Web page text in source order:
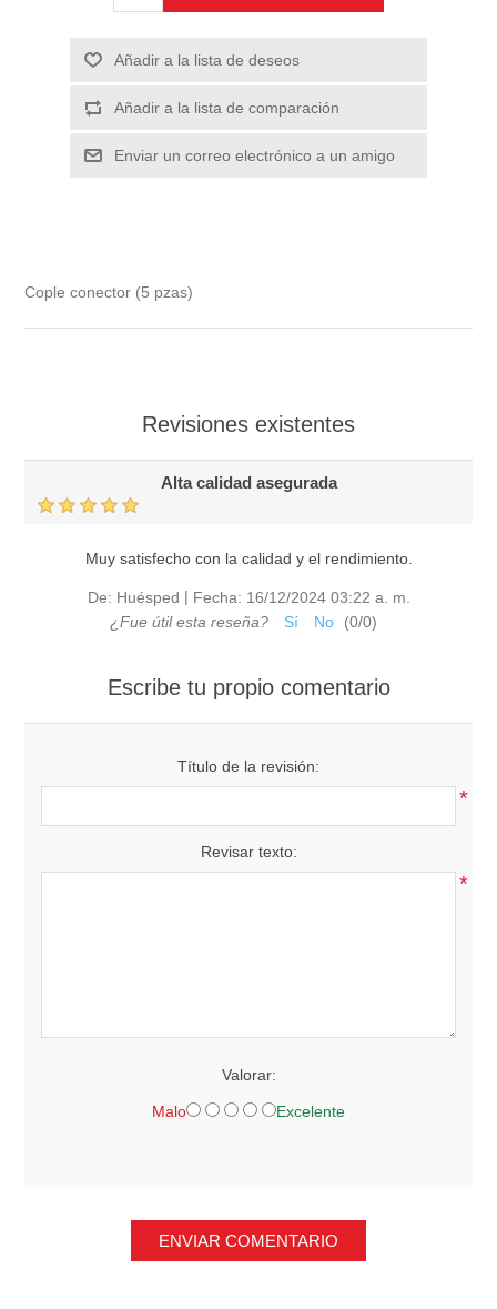
Añadir a la lista de deseos
Añadir a la lista de comparación
Enviar un correo electrónico a un amigo
Cople conector (5 pzas)
Revisiones existentes
Alta calidad asegurada
Muy satisfecho con la calidad y el rendimiento.
De: Huésped | Fecha: 16/12/2024 03:22 a. m.
¿Fue útil esta reseña?
Sí No (0/0)
Escribe tu propio comentario
Título de la revisión:
*
Revisar texto:
*
Valorar:
Malo Excelente
ENVIAR COMENTARIO